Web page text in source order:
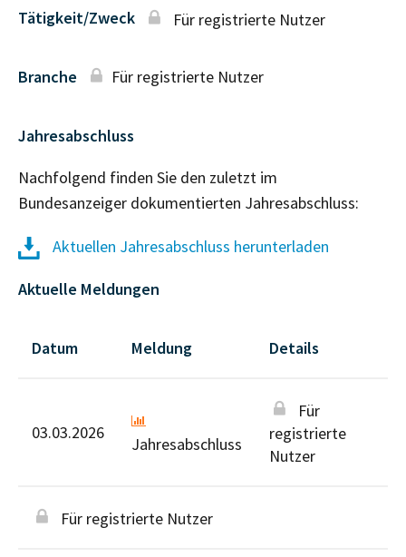
Tätigkeit/Zweck Für registrierte Nutzer
Branche Für registrierte Nutzer
Jahresabschluss
Nachfolgend finden Sie den zuletzt im
Bundesanzeiger dokumentierten Jahresabschluss:
Aktuellen Jahresabschluss herunterladen
Aktuelle Meldungen
Datum Meldung Details
03.03.2026
Jahresabschluss
Für
registrierte
Nutzer
Für registrierte Nutzer